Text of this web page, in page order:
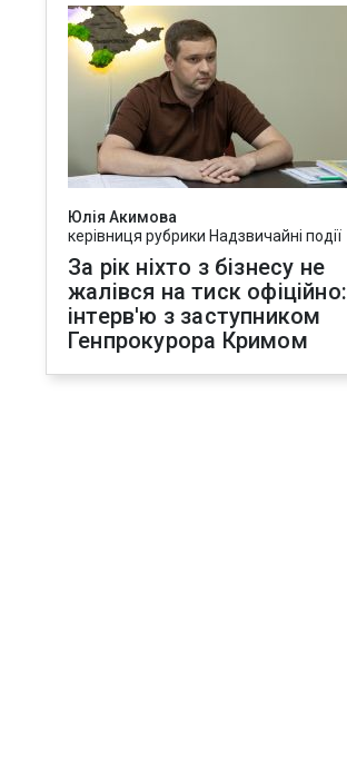
Юлія Акимова
керівниця рубрики Надзвичайні події
За рік ніхто з бізнесу не
жалівся на тиск офіційно:
інтерв'ю з заступником
Генпрокурора Кримом